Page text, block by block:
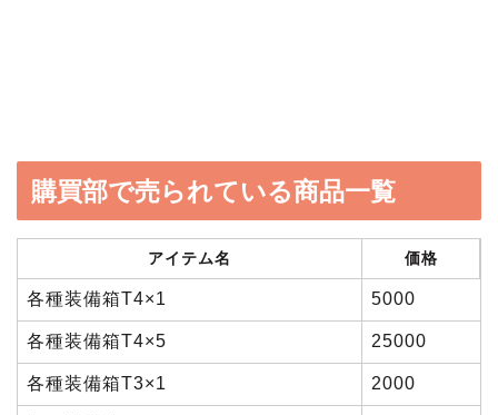
購買部で売られている商品一覧
アイテム名 価格
各種装備箱T4×1 5000
各種装備箱T4×5 25000
各種装備箱T3×1 2000